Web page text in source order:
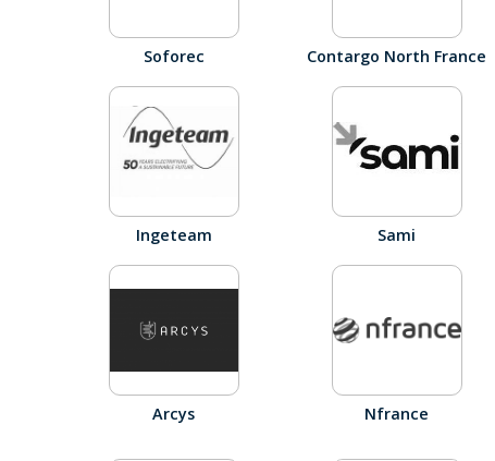
Soforec Contargo North France
Ingeteam Sami
Arcys Nfrance